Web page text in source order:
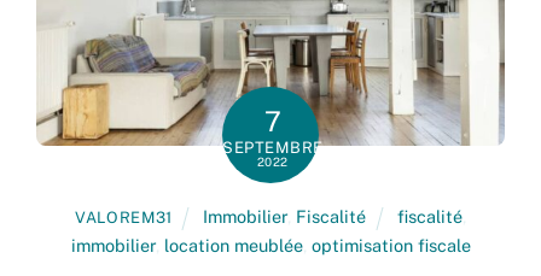
7
SEPTEMBRE
2022
VALOREM31 Immobilier, Fiscalité fiscalité,
immobilier, location meublée, optimisation fiscale